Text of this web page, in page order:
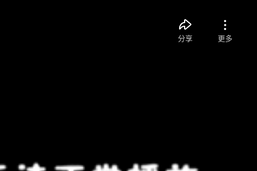
分享 更多